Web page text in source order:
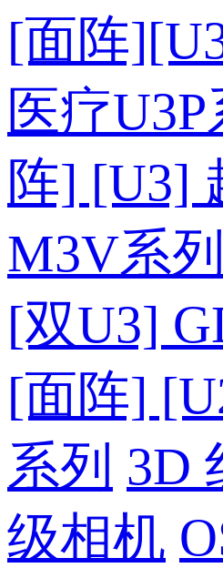
[面阵
医疗U3P
阵] [U3]
M3V系列
[双U3]
[面阵]
系列 3D
级相机